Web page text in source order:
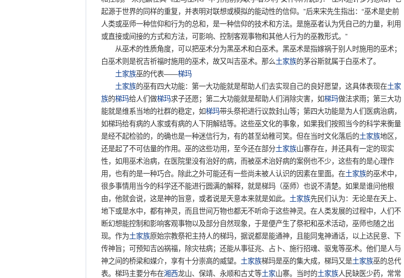
起源于世界的同样的重复，并表明对联想或模拟的能动性的信仰。”后来宋先生指出：“巫术是史前
人类或巫师一种信仰和行为的总和，是一种信仰的技术和方法。是施巫者认为凭自己的力量，利用
或直接或间接的方式和方法，可影响、控制客观事物和其他人行为的巫教形式。”
从巫术的性质角度，可以把巫术分为黑巫术和白巫术。黑巫术是指嫁祸于别人时施用的巫术；
白巫术则是祝吉祈福时施用的巫术，故又叫吉巫术。那么土家族的茅谷斯就属于白巫术了。
土家族巫的代表——梯玛
土家族的巫有四大功能：第一大功能就是帮助人们去实现自己的良好愿望，这具体表现在土家
族的梯玛给人们做梯玛求子还愿；第二大功能就是帮助人们消除灾害，如梯玛做法求雨；第三大功
能就是维系当地的社群的稳定，如梯玛带头祭祀进行议款封山等；第四大功能是为人们医病治病，
如梯玛给有病的人家或有病的人下阴解结等。这些巫文化的事象，如果我们按照当今的科学来衡量
是经不起检验的，的确也是一种迷信行为，有的甚至幼稚可笑。但在当时文化落后的土家族地区，
还是起了不可估量的作用。巫的这些功用，至今还在部分土家族山寨存在，并还具有一定的现实
性，如用巫术治病，在医院里没有治好的病，而被巫术治好病的案例也不少，这些有的是心理作
用，也有的是一种巧合。除此之外可能还有一些尚未被人认识的因素在里面。在土家族的巫术中，
很多事情用当今的科学还不能进行圆满的解释，就是梯玛（巫师）也说不清楚。如果是谁问他根
由，他就会说，这是神的旨意，或者说是天意本来就是如此。 土家族先民们认为：无论是在天上、
地下或是水中，都有神灵，而且世间万物也都无不听命于这些神灵。在人类发展的过程中，人们不
断幻想能控制和影响客观事物以及部分自然现象，于是便产生了祭祀和巫术活动，巫师也随之出
现。作为土家族原始宗教祭祀主持人的梯玛，据说都是能通神，且能同鬼神通话，以上达民意、下
传神旨；可预知吉凶祸福，除灾祛病；还能从事征兆、占卜、施行招魂、驱鬼等巫术。他们是人与
神之间的桥梁和媒介，享有十分崇高的威望。 土家族梯玛是巫的集大成，梯玛又是土家族巫的总代
表。梯玛主要分布在湘西龙山、保靖、永顺和古丈等土家山寨。当时的土家族人民缺医少药，常常